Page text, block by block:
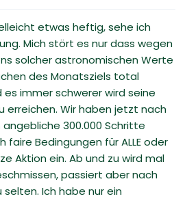
etwas heftig, sehe ich
Mich stört es nur dass wegen
solcher astronomischen Werte
des Monatsziels total
immer schwerer wird seine
erreichen. Wir haben jetzt nach
angebliche 300.000 Schritte
Bedingungen für ALLE oder
Aktion ein. Ab und zu wird mal
passiert aber nach
selten. Ich habe nur ein